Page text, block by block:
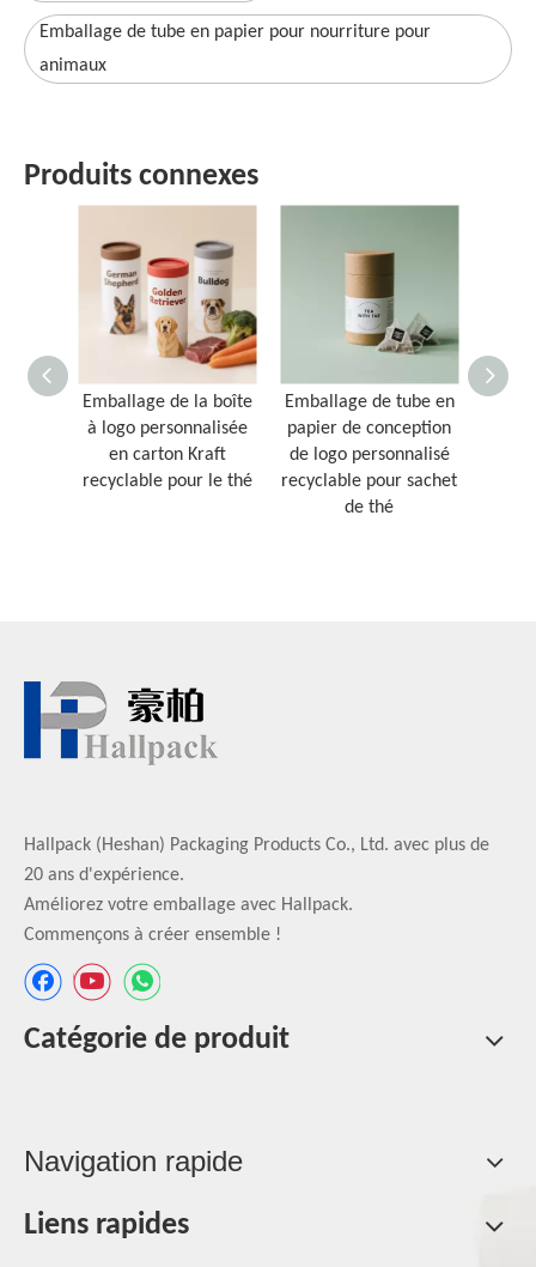
Emballage de tube en papier pour nourriture pour
animaux
Produits connexes
Emballage de la boîte
à logo personnalisée
en carton Kraft
recyclable pour le thé
Emballage de tube en
papier de conception
de logo personnalisé
recyclable pour sachet
de thé
Hallpack (Heshan) Packaging Products Co., Ltd. avec plus de
20 ans d'expérience.
Améliorez votre emballage avec Hallpack.
Commençons à créer ensemble !
Catégorie de produit
Navigation rapide
Liens rapides